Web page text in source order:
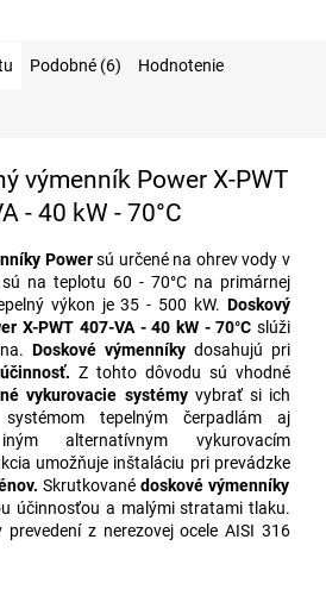
Podobné (6) Hodnotenie
výmenník Power X-PWT
- 40 kW - 70°C
Powersú určené na ohrev vody v
sú na teplotu 60 - 70°C na primárnej
výkon je 35 - 500 kW. Doskový
X-PWT 407-VA - 40 kW - 70°C slúži
Doskové výmenníky dosahujú pri
Z tohto dôvodu sú vhodné
vykurovacie systémy vybrať si ich
tepelným čerpadlám aj
alternatívnym vykurovacím
umožňuje inštaláciu pri prevádzke
Skrutkované doskové výmenníky
účinnosťou a malými stratami tlaku.
z nerezovej ocele AISI 316